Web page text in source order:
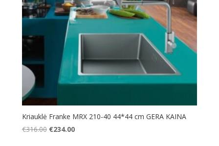
Kriauklė Franke MRX 210-40 44*44 cm GERA KAINA
€316.00 Original
€234.00Current